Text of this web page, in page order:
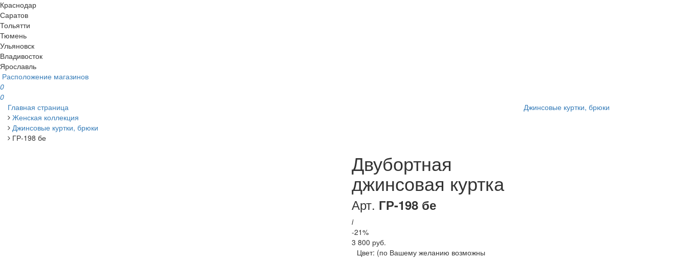
Краснодар
Саратов
Тольятти
Тюмень
Ульяновск
Владивосток
Ярославль
Расположение магазинов
0
0
Главная страница
Женская коллекция
Джинсовые куртки, брюки
ГР-198 бе
Двубортная
джинсовая куртка
Арт. ГР-198 бе
i
-21%
3 800 руб.
Цвет: (по Вашему желанию возможны
Джинсовые куртки, брюки